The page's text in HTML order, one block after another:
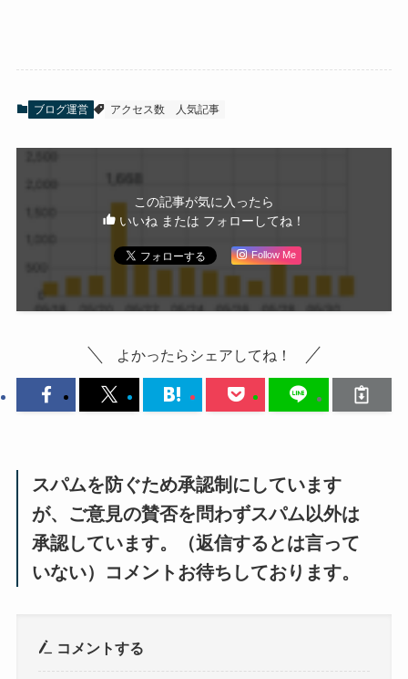
ブログ運営 アクセス数 人気記事
この記事が気に入ったら
いいね または フォローしてね！
Follow Me
よかったらシェアしてね！
スパムを防ぐため承認制にしています
が、ご意見の賛否を問わずスパム以外は
承認しています。（返信するとは言って
いない）コメントお待ちしております。
コメントする